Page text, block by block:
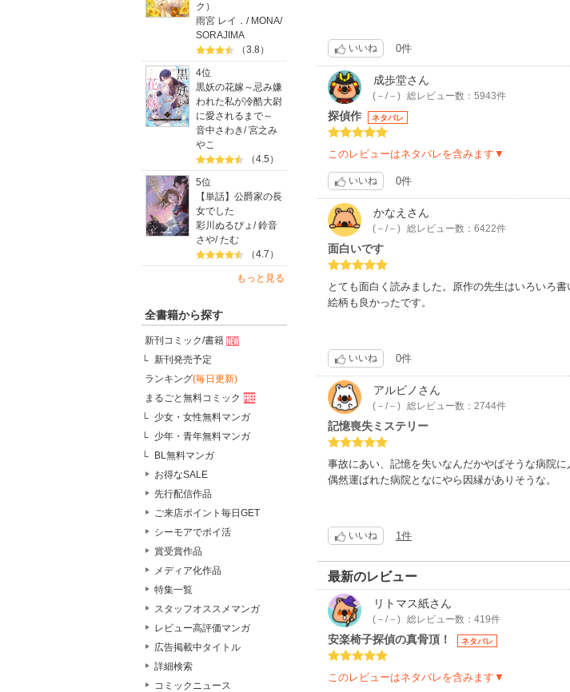
ク）
雨宮 レイ． / MONA/
SORAJIMA
（3.8）
4位
黒妖の花嫁～忌み嫌
われた私が冷酷大尉
に愛されるまで～
音中さわき/宮之み
やこ
（4.5）
5位
【単話】公爵家の長
女でした
彩川ぬるぴょ /鈴音
さや/たむ
（4.7）
もっと見る
全書籍から探す
新刊コミック/書籍
新刊発売予定
ランキング(毎日更新)
まるごと無料コミック
少女・女性無料マンガ
少年・青年無料マンガ
BL無料マンガ
お得なSALE
先行配信作品
ご来店ポイント毎日GET
シーモアでポイ活
賞受賞作品
メディア化作品
特集一覧
スタッフオススメマンガ
レビュー高評価マンガ
広告掲載中タイトル
詳細検索
コミックニュース
いいね 0件
成歩堂さん
(－/－) 総レビュー数：5943件
探偵作 ネタバレ
このレビューはネタバレを含みます▼
いいね 0件
かなえ さん
(－/－) 総レビュー数：6422件
面白いです
とても面白く読みました。原作の先生はいろいろ
絵柄も良かったです。
いいね 0件
アルビノ さん
(－/－) 総レビュー数：2744件
記憶喪失ミステリー
事故にあい、記憶を失いなんだかやばそうな病院に
偶然運ばれた病院となにやら因縁がありそうな。
いいね 1件
最新のレビュー
リトマス紙さん
(－/－) 総レビュー数：419件
安楽椅子探偵の真骨頂！ ネタバレ
このレビューはネタバレを含みます▼